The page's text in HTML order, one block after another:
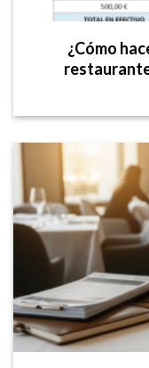
¿Cómo